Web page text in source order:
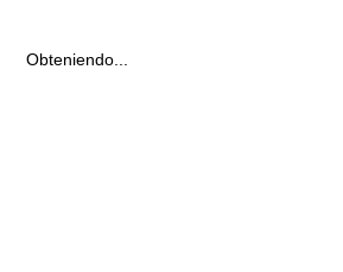
Obteniendo...